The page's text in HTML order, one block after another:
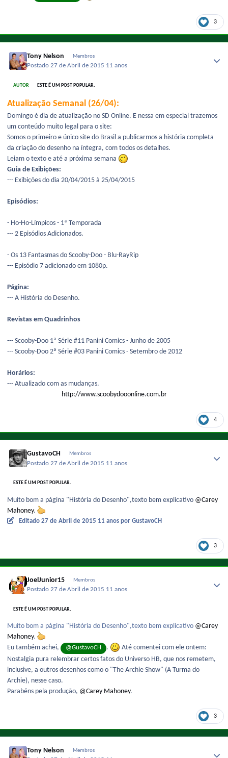
3
Tony Nelson Membros
Postado27 de Abril de 2015 11 anos
AUTOR ESTE É UM POST POPULAR.
Atualização Semanal (26/04):
Domingo é dia de atualização no SD Online. E nessa em especial trazemos
um conteúdo muito legal para o site:
Somos o primeiro e único site do Brasil a publicarmos a história completa
da criação do desenho na íntegra, com todos os detalhes.
Leiam o texto e até a próxima semana
Guia de Exibições:
--- Exibições do dia 20/04/2015 à 25/04/2015
Episódios:
- Ho-Ho-Límpicos - 1ª Temporada
--- 2 Episódios Adicionados.
- Os 13 Fantasmas do Scooby-Doo - Blu-RayRip
--- Episódio 7 adicionado em 1080p.
Página:
--- A História do Desenho.
Revistas em Quadrinhos
--- Scooby-Doo 1ª Série #11 Panini Comics - Junho de 2005
--- Scooby-Doo 2ª Série #03 Panini Comics - Setembro de 2012
Horários:
--- Atualizado com as mudanças.
http://www.scoobydooonline.com.br
4
GustavoCH Membros
Postado27 de Abril de 2015 11 anos
ESTE É UM POST POPULAR.
Muito bom a página "História do Desenho",texto bem explicativo @Carey
Mahoney.
Editado 27 de Abril de 2015 11 anos por GustavoCH
3
JoelJunior15 Membros
Postado27 de Abril de 2015 11 anos
ESTE É UM POST POPULAR.
Muito bom a página "História do Desenho",texto bem explicativo @Carey
Mahoney.
Eu também achei,
@GustavoCH .
Até comentei com ele ontem:
Nostalgia pura relembrar certos fatos do Universo HB, que nos remetem,
inclusive, a outros desenhos como o "The Archie Show" (A Turma do
Archie), nesse caso.
Parabéns pela produção, @Carey Mahoney.
3
Tony Nelson Membros